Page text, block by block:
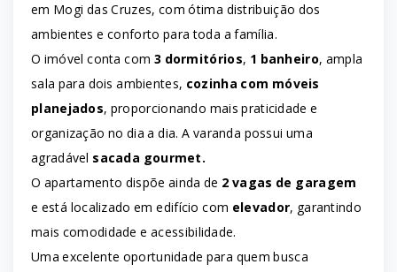
em Mogi das Cruzes, com ótima distribuição dos
ambientes e conforto para toda a família.
O imóvel conta com 3 dormitórios, 1 banheiro, ampla
sala para dois ambientes, cozinha com móveis
planejados, proporcionando mais praticidade e
organização no dia a dia. A varanda possui uma
agradável sacada gourmet.
O apartamento dispõe ainda de 2 vagas de garagem
e está localizado em edifício com elevador, garantindo
mais comodidade e acessibilidade.
Uma excelente oportunidade para quem busca